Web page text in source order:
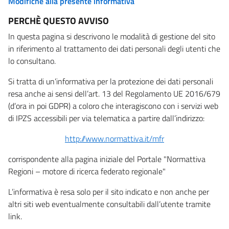
PERCHÈ QUESTO AVVISO
In questa pagina si descrivono le modalità di gestione del sito
in riferimento al trattamento dei dati personali degli utenti che
lo consultano.
Si tratta di un’informativa per la protezione dei dati personali
resa anche ai sensi dell’art. 13 del Regolamento UE 2016/679
(d’ora in poi GDPR) a coloro che interagiscono con i servizi web
di IPZS accessibili per via telematica a partire dall’indirizzo:
http://www.normattiva.it/mfr
corrispondente alla pagina iniziale del Portale "Normattiva
Regioni – motore di ricerca federato regionale"
L’informativa è resa solo per il sito indicato e non anche per
altri siti web eventualmente consultabili dall’utente tramite
link.